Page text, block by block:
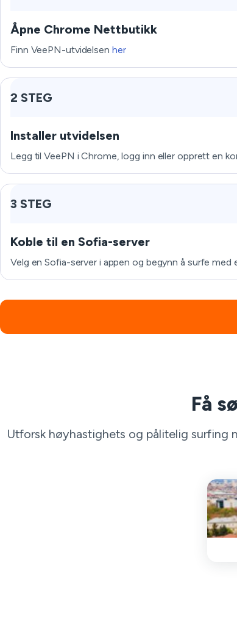
Åpne Chrome Nettbutikk
Finn VeePN-utvidelsen her
2 STEG
Installer utvidelsen
Legg til VeePN i Chrome, logg inn eller opprett en
3 STEG
Koble til en Sofia-server
Velg en Sofia-server i appen og begynn å surfe med
Få
Utforsk høyhastighets og pålitelig surfing